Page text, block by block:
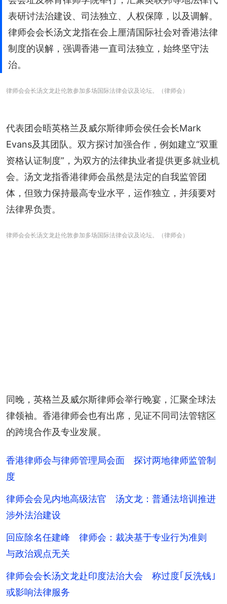
表研讨法治建设、司法独立、人权保障，以及调解。
律师会会长汤文龙指在会上厘清国际社会对香港法律
制度的误解，强调香港一直司法独立，始终坚守法
治。
律师会会长汤文龙赴伦敦参加多场国际法律会议及论坛。（律师会）
代表团会晤英格兰及威尔斯律师会侯任会长Mark
Evans及其团队。双方探讨加强合作，例如建立“双重
资格认证制度”，为双方的法律执业者提供更多就业机
会。汤文龙指香港律师会虽然是法定的自我监管团
体，但致力保持最高专业水平，运作独立，并须要对
法律界负责。
律师会会长汤文龙赴伦敦参加多场国际法律会议及论坛。（律师会）
同晚，英格兰及威尔斯律师会举行晚宴，汇聚全球法
律领袖。香港律师会也有出席，见证不同司法管辖区
的跨境合作及专业发展。
香港律师会与律师管理局会面 探讨两地律师监管制
度
律师会会见内地高级法官 汤文龙：普通法培训推进
涉外法治建设
回应除名任建峰 律师会：裁决基于专业行为准则
与政治观点无关
律师会会长汤文龙赴印度法治大会 称过度｢反洗钱｣
或影响法律服务